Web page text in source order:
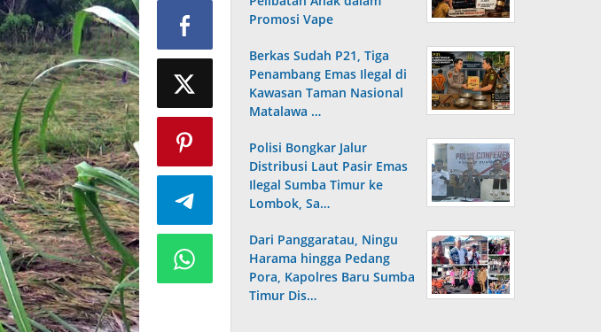
Promosi Vape
Berkas Sudah P21, Tiga
Penambang Emas Ilegal di
Kawasan Taman Nasional
Matalawa …
Polisi Bongkar Jalur
Distribusi Laut Pasir Emas
Ilegal Sumba Timur ke
Lombok, Sa…
Dari Panggaratau, Ningu
Harama hingga Pedang
Pora, Kapolres Baru Sumba
Timur Dis…